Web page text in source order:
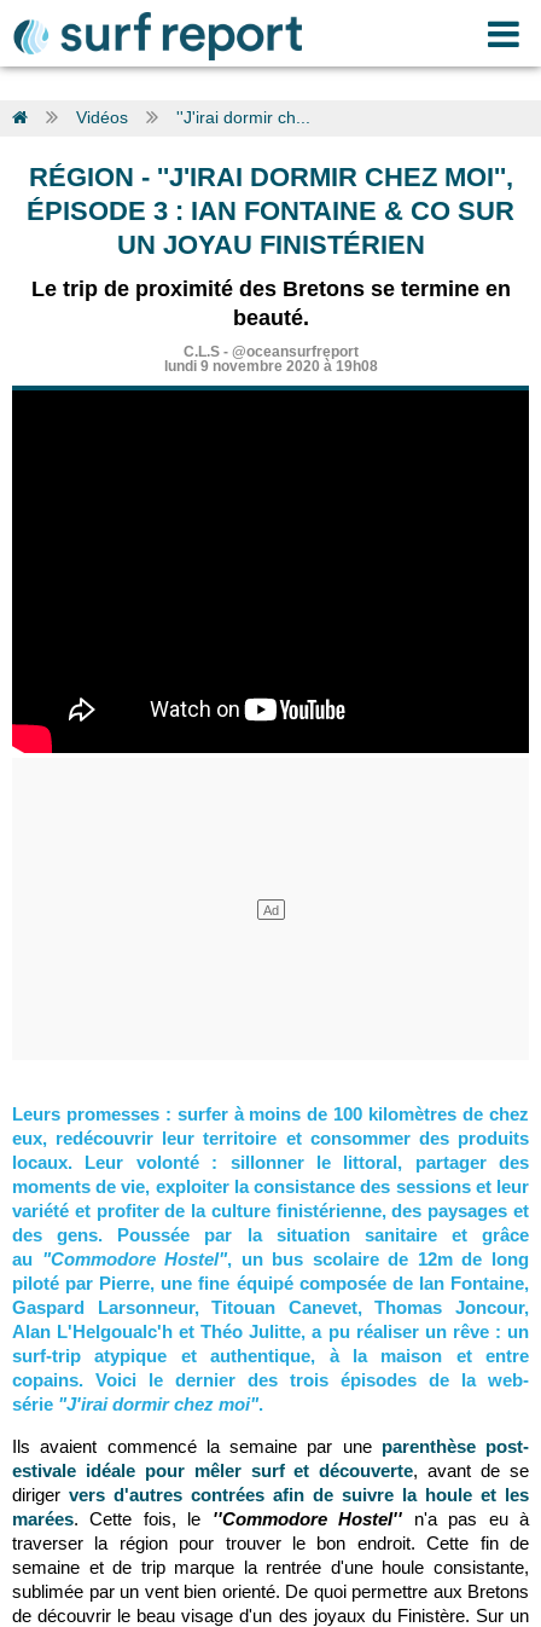
Vidéos ''J'irai dormir ch...
RÉGION - ''J'IRAI DORMIR CHEZ MOI'',
ÉPISODE 3 : IAN FONTAINE & CO SUR
UN JOYAU FINISTÉRIEN
Le trip de proximité des Bretons se termine en
beauté.
C.L.S- @oceansurfreport
lundi 9 novembre 2020 à 19h08
Leurs promesses : surfer à moins de 100 kilomètres de chez
eux, redécouvrir leur territoire et consommer des produits
locaux. Leur volonté : sillonner le littoral, partager des
moments de vie, exploiter la consistance des sessions et leur
variété et profiter de la culture finistérienne, des paysages et
des gens. Poussée par la situation sanitaire et grâce
au "Commodore Hostel", un bus scolaire de 12m de long
piloté par Pierre, une fine équipé composée de Ian Fontaine,
Gaspard Larsonneur, Titouan Canevet, Thomas Joncour,
Alan L'Helgoualc'h et Théo Julitte, a pu réaliser un rêve : un
surf-trip atypique et authentique, à la maison et entre
copains. Voici le dernier des trois épisodes de la web-
série "J'irai dormir chez moi".
Ils avaient commencé la semaine par une parenthèse post-
estivale idéale pour mêler surf et découverte, avant dese
diriger vers d'autres contrées afin de suivre la houle et les
marées. Cette fois, le ''Commodore Hostel'' n'a pas eu à
traverser la région pour trouver le bon endroit. Cette fin de
semaine et de trip marque la rentrée d'une houle consistante,
sublimée par un vent bien orienté. De quoi permettre aux Bretons
de découvrir le beau visage d'un des joyaux du Finistère. Sur un